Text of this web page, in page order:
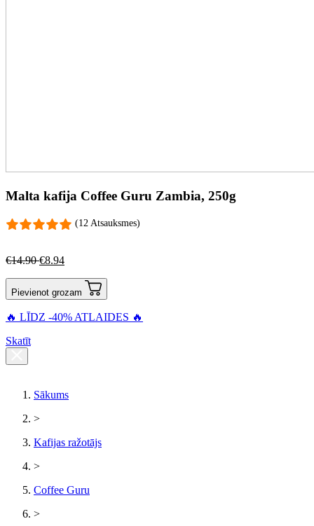
Malta kafija Coffee Guru Zambia, 250g
(12 Atsauksmes)
€14.90 €8.94
Pievienot grozam
🔥 LĪDZ -40% ATLAIDES 🔥
Skatīt
Sākums
>
Kafijas ražotājs
>
Coffee Guru
>